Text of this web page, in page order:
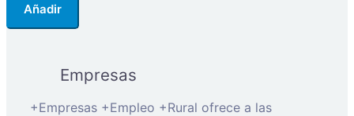
Añadir
Empresas
+Empresas +Empleo +Rural ofrece a las